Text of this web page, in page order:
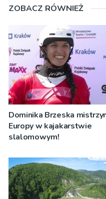
ZOBACZ RÓWNIEŻ
Dominika Brzeska
Europy w kajakarstwie
slalomowym!